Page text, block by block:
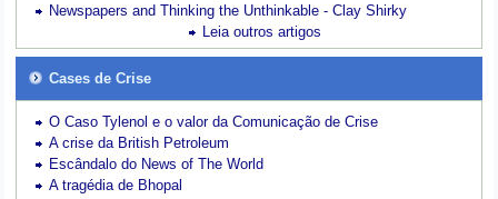
Newspapers and Thinking the Unthinkable - Clay Shirky
Leia outros artigos
Cases de Crise
O Caso Tylenol e o valor da Comunicação de Crise
A crise da British Petroleum
Escândalo do News of The World
A tragédia de Bhopal